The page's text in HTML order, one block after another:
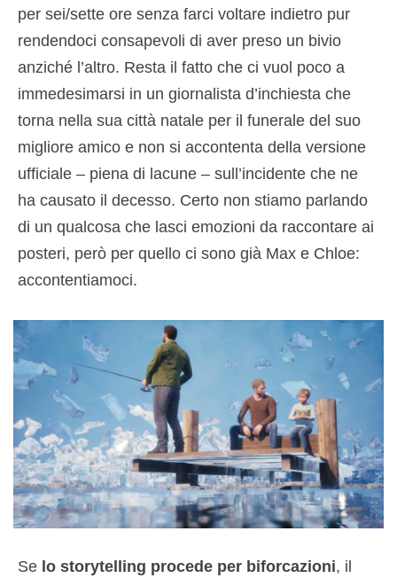
per sei/sette ore senza farci voltare indietro pur
rendendoci consapevoli di aver preso un bivio
anziché l’altro. Resta il fatto che ci vuol poco a
immedesimarsi in un giornalista d’inchiesta che
torna nella sua città natale per il funerale del suo
migliore amico e non si accontenta della versione
ufficiale – piena di lacune – sull’incidente che ne
ha causato il decesso. Certo non stiamo parlando
di un qualcosa che lasci emozioni da raccontare ai
posteri, però per quello ci sono già Max e Chloe:
accontentiamoci.
Se lo storytelling procede per biforcazioni, il